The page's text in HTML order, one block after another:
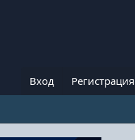
Вход Регистрация